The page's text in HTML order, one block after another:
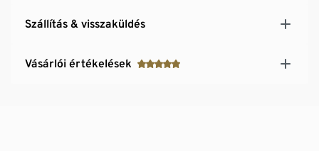
Szállítás & visszaküldés
Vásárlói értékelések